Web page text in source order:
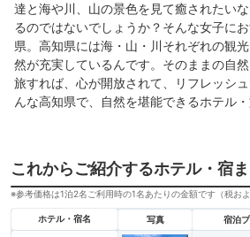
達と海や川、山の景色を見て癒されたい
るのではないでしょうか？そんな女子に
県。高知県には海・山・川それぞれの観
然が充実しているんです。そのままの自
旅すれば、心が開放されて、リフレッシ
んな高知県で、自然を堪能できるホテル・
これからご紹介するホテル・宿
※参考価格は1泊2名ご利用時の1名あたりの金額です（税お
ホテル・宿名 写真 宿泊